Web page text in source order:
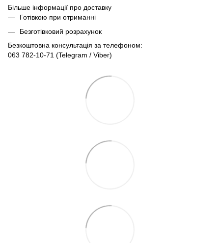
Більше інформації про доставку
Готівкою при отриманні
Безготівковий розрахунок
Безкоштовна консультація за телефоном:
063 782-10-71 (Telegram / Viber)